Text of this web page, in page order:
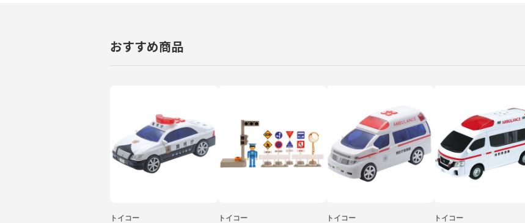
おすすめ商品
トイコー トイコー トイコー トイコー